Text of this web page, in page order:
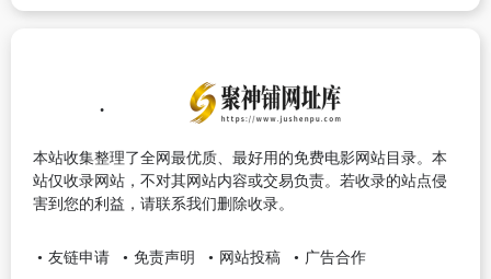
本站收集整理了全网最优质、最好用的免费电影网站目录。本
站仅收录网站，不对其网站内容或交易负责。若收录的站点侵
害到您的利益，请联系我们删除收录。
友链申请 免责声明 网站投稿 广告合作